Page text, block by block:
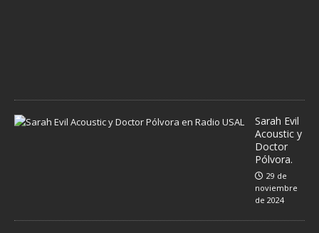
Sarah Evil
Acoustic y
Doctor
Pólvora.
29 de
noviembre
de 2024